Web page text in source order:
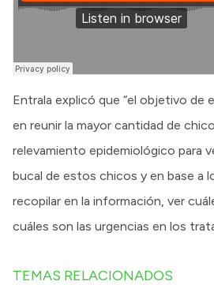
Entrala explicó que “el objetivo de
en reunir la mayor cantidad de
relevamiento epidemiológico para
bucal de estos chicos y en base a
recopilar en la información, ver
cuáles son las urgencias en los
TEMAS RELACIONADOS